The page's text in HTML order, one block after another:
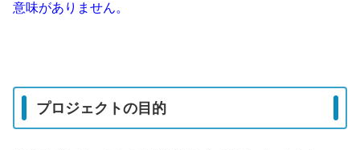
意味がありません。
プロジェクトの目的